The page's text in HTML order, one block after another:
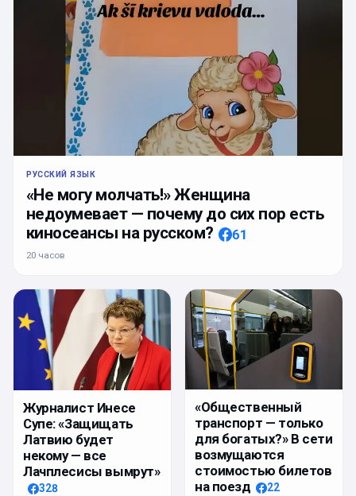
РУССКИЙ ЯЗЫК
«Не могу молчать!» Женщина
недоумевает — почему до сих пор есть
киносеансы на русском?
61
20 часов
Журналист Инесе
Супе: «Защищать
Латвию будет
некому — все
Лачплесисы вымрут»
328
«Общественный
транспорт — только
для богатых?» В сети
возмущаются
стоимостью билетов
на поезд
22